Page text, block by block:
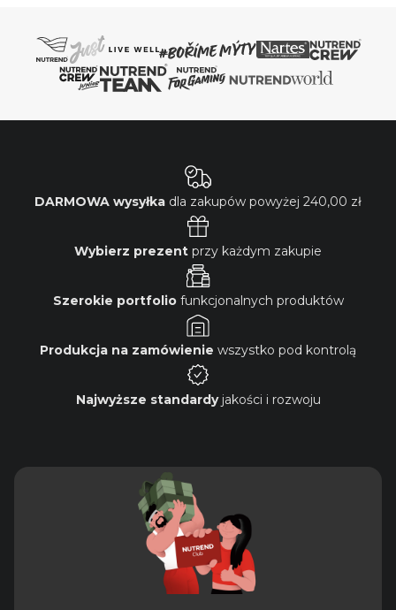
DARMOWA wysyłka dla zakupów powyżej 240,00 zł
Wybierz prezent przy każdym zakupie
Szerokie portfoliofunkcjonalnych produktów
Produkcja na zamówienie wszystko pod kontrolą
Najwyższe standardyjakości i rozwoju